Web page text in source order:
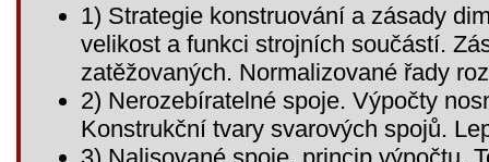
1) Strategie konstruování a zásady
velikost a funkci strojních součástí.
zatěžovaných. Normalizované řady
2) Nerozebíratelné spoje. Výpočty
Konstrukční tvary svarových spojů.